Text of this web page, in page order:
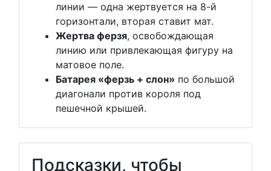
линии — одна жертвуется на 8-й
горизонтали, вторая ставит мат.
Жертва ферзя, освобождающая
линию или привлекающая фигуру на
матовое поле.
Батарея «ферзь + слон» по большой
диагонали против короля под
пешечной крышей.
Подсказки, чтобы